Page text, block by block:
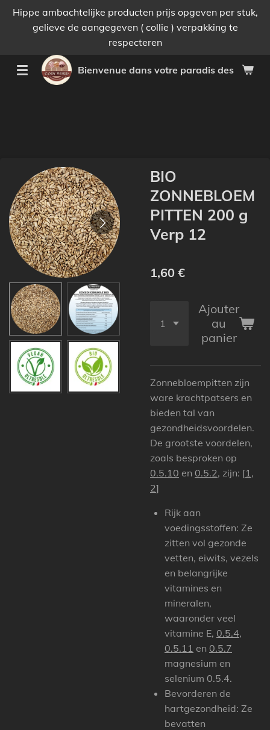
Passer
principal
Bienvenue dans votre paradis des
Hippe ambachtelijke producten prijs opgeven per stuk,
gelieve de aangegeven ( collie ) verpakking te
respecteren
BIO
ZONNEBLOEM
PITTEN 200 g
Verp 12
1,60 €
Ajouter
au
panier
Zonnebloempitten zijn
ware krachtpatsers en
bieden tal van
gezondheidsvoordelen.
De grootste voordelen,
zoals besproken op
0.5.10 en 0.5.2, zijn: [1,
2]
Rijk aan
voedingsstoffen: Ze
zitten vol gezonde
vetten, eiwits, vezels
en belangrijke
vitamines en
mineralen,
waaronder veel
vitamine E, 0.5.4,
0.5.11 en 0.5.7
magnesium en
selenium 0.5.4.
Bevorderen de
hartgezondheid: Ze
bevatten